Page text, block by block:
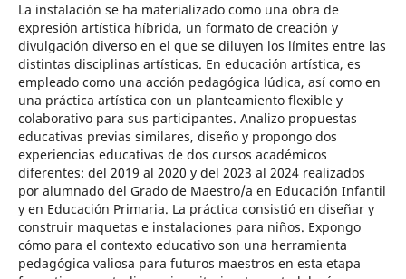
La instalación se ha materializado como una obra de
expresión artística híbrida, un formato de creación y
divulgación diverso en el que se diluyen los límites entre las
distintas disciplinas artísticas. En educación artística, es
empleado como una acción pedagógica lúdica, así como en
una práctica artística con un planteamiento flexible y
colaborativo para sus participantes. Analizo propuestas
educativas previas similares, diseño y propongo dos
experiencias educativas de dos cursos académicos
diferentes: del 2019 al 2020 y del 2023 al 2024 realizados
por alumnado del Grado de Maestro/a en Educación Infantil
y en Educación Primaria. La práctica consistió en diseñar y
construir maquetas e instalaciones para niños. Expongo
cómo para el contexto educativo son una herramienta
pedagógica valiosa para futuros maestros en esta etapa